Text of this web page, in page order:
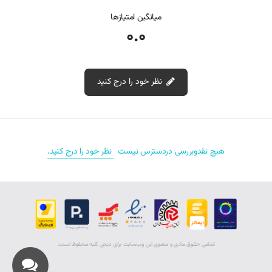
فن لپ‌تاپ ایسوس A40J علاوه بر این مدل، با چندین مدل دیگر از لپ‌تاپ‌های
ASUS A40, A40D, A40N, A40J, A42J
ASUS K42, K42J
میانگین امتیازها
0.0
نظر خود را درج کنید
نقد و بررسی‌‌ (0)
هیچ نقدوبررسی دردسترس نیست نظر خود را درج کنید.
تمامی حقوق مادی و معنوی اين وب‌سايت برای دیجی کلبه محفوظ است.